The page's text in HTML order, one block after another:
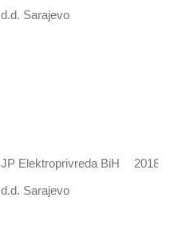
d.d. Sarajevo
JP Elektroprivreda BiH
d.d. Sarajevo
2018